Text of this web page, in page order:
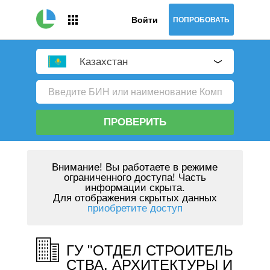
Войти ПОПРОБОВАТЬ
Казахстан
ПРОВЕРИТЬ
Внимание! Вы работаете в режиме
ограниченного доступа! Часть
информации скрыта.
Для отображения скрытых данных
приобретите доступ
ГУ "ОТДЕЛ СТРОИТЕЛЬ
СТВА, АРХИТЕКТУРЫ И